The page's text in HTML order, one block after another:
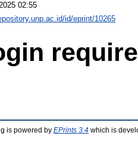
02:55
id/eprint/10265
is powered by EPrints 3.4 which is